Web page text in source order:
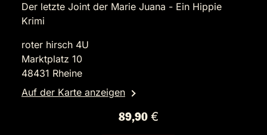
Der letzte Joint der Marie Juana - Ein Hippie
Krimi
roter hirsch 4U
Marktplatz 10
48431 Rheine
Auf der Karte anzeigen
89,90 €